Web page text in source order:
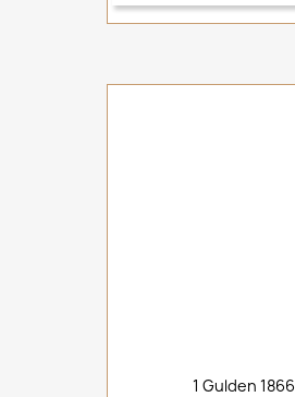
1 Gulden 1866